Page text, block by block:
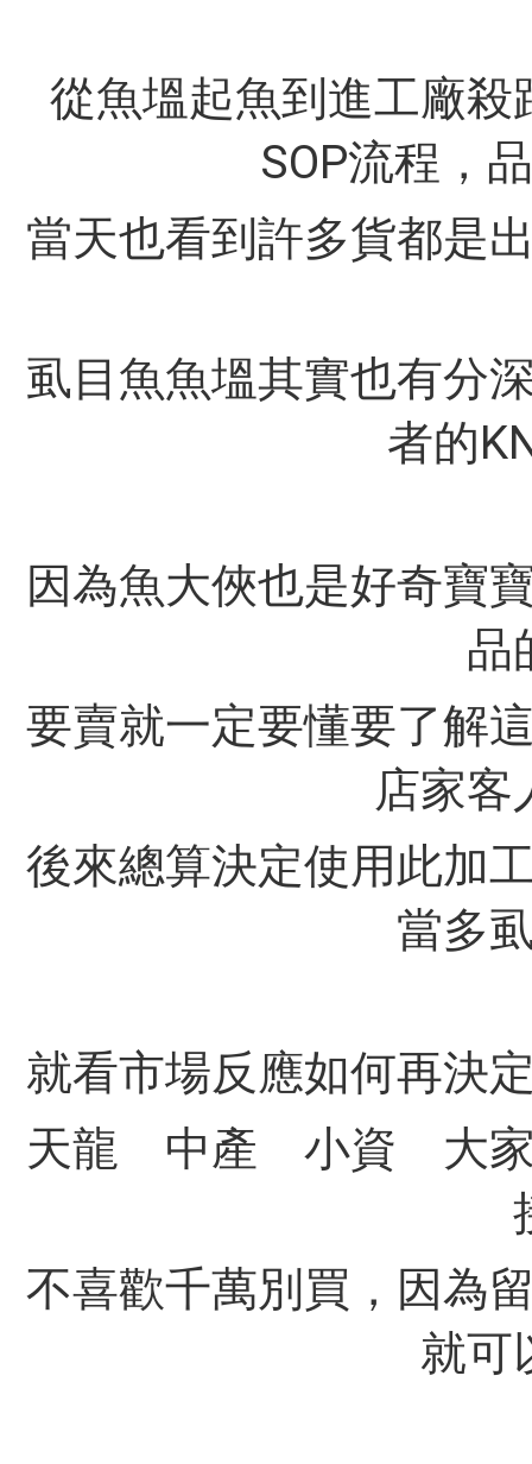
從魚塭起魚到進工廠
SOP流程，
當天也看到許多貨都是
虱目魚魚塭其實也有分
者的
因為魚大俠也是好奇寶
品
要賣就一定要懂要了解
店家客
後來總算決定使用此加
當多
就看市場反應如何再決
天龍 中產 小資 大家
不喜歡千萬別買，因為
就可